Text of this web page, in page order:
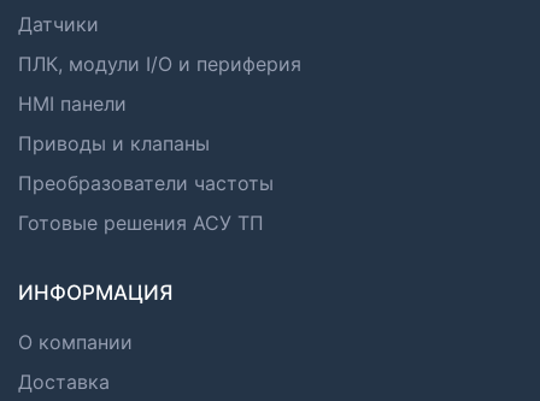
Датчики
ПЛК, модули I/O и периферия
HMI панели
Приводы и клапаны
Преобразователи частоты
Готовые решения АСУ ТП
ИНФОРМАЦИЯ
О компании
Доставка